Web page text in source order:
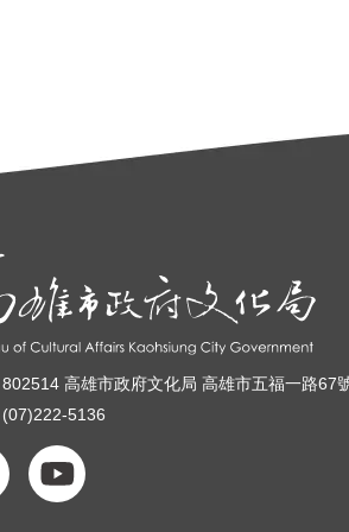
高雄市政府文化局 高雄市五福一路67
(07)222-5136